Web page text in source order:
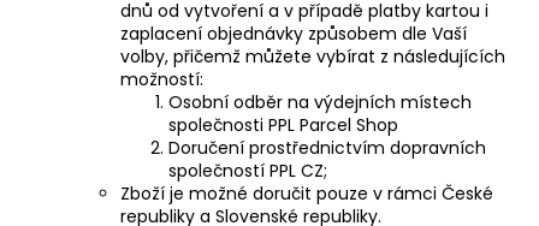
dnů od vytvoření a v případě platby kartou i
zaplacení objednávky způsobem dle Vaší
volby, přičemž můžete vybírat z následujících
možností:
Osobní odběr na výdejních místech
společnosti PPL Parcel Shop
Doručení prostřednictvím dopravních
společností PPL CZ;
Zboží je možné doručit pouze v rámci České
republiky a Slovenské republiky.